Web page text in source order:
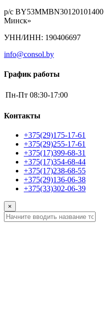
р/с
Минск»
УНН/ИНН: 190406697
info@consol.by
График работы
Пн-Пт 08:30-17:00
Контакты
+375(29)175-17-61
+375(29)255-17-61
+375(17)399-68-31
+375(17)354-68-44
+375(17)238-68-55
+375(29)136-06-38
+375(33)302-06-39
×